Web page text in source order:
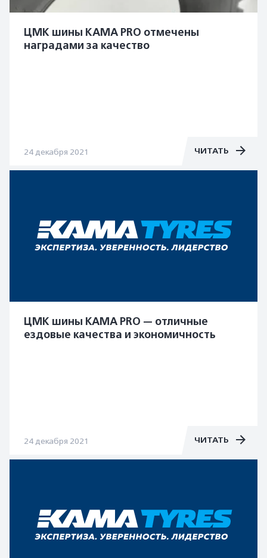
ЦМК шины КАМА PRO отмечены
наградами за качество
24 декабря 2021 ЧИТАТЬ
ЦМК шины KAMA PRO — отличные
ездовые качества и экономичность
24 декабря 2021 ЧИТАТЬ